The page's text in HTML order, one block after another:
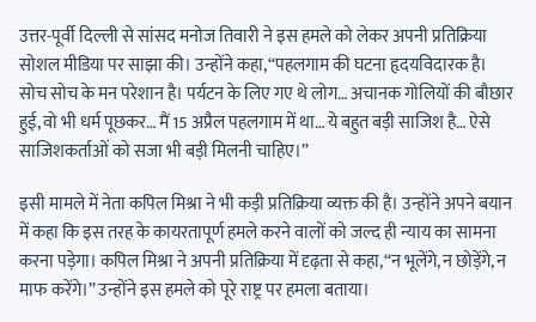
उत्तर-पूर्वी दिल्ली से सांसद मनोज तिवारी ने इस हमले को लेकर अपनी प्रतिक्रिया
सोशल मीडिया पर साझा की। उन्होंने कहा, “पहलगाम की घटना हृदयविदारक है।
सोच सोच के मन परेशान है। पर्यटन के लिए गए थे लोग… अचानक गोलियों की बौछार
हुई, वो भी धर्म पूछकर… मैं 15 अप्रैल पहलगाम में था… ये बहुत बड़ी साजिश है… ऐसे
साजिशकर्ताओं को सजा भी बड़ी मिलनी चाहिए।”
इसी मामले में नेता कपिल मिश्रा ने भी कड़ी प्रतिक्रिया व्यक्त की है। उन्होंने अपने बयान
में कहा कि इस तरह के कायरतापूर्ण हमले करने वालों को जल्द ही न्याय का सामना
करना पड़ेगा। कपिल मिश्रा ने अपनी प्रतिक्रिया में दृढ़ता से कहा, “न भूलेंगे, न छोड़ेंगे, न
माफ करेंगे।” उन्होंने इस हमले को पूरे राष्ट्र पर हमला बताया।